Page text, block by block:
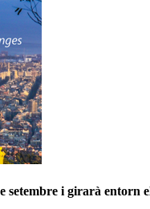
setembre i girarà entorn